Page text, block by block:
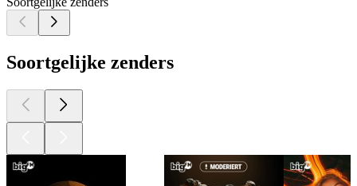
Soortgelijke zenders